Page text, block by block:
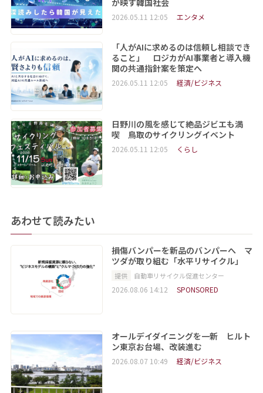
が映す韓国社会
2026.05.11 12:05 エンタメ
「人がAIに求めるのは信頼し相談でき
ること」 ロジカがAI事業者と導入機
関の共通指針案を策定へ
2026.05.11 12:05 経済/ビジネス
日野川の風を感じて絶品ジビエも満
喫 鳥取のサイクリングイベント
2026.05.11 12:05 くらし
あわせて読みたい
損傷バンパーを新品のバンパーへ マ
ツダが取り組む「水平リサイクル」
提供 自動車リサイクル促進センター
2026.08.06 14:12 SPONSORED
オールデイダイニングを一新 ヒルト
ン東京お台場、改装進む
2026.08.07 10:49 経済/ビジネス